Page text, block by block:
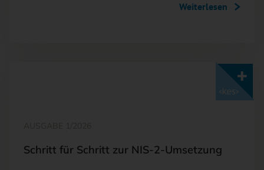
Weiterlesen
Schritt für Schritt zur NIS-2-Umsetzung